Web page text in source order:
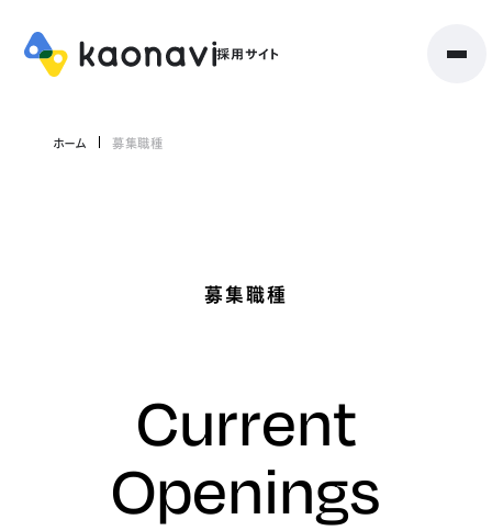
ホーム 募集職種
募集職種
Current
Openings